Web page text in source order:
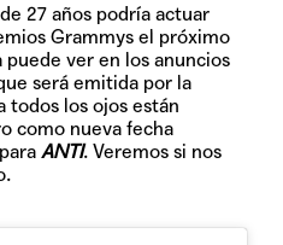
27 años podría actuar
Grammys el próximo
puede ver en los anuncios
será emitida por la
todos los ojos están
como nueva fecha
ANTI. Veremos si nos